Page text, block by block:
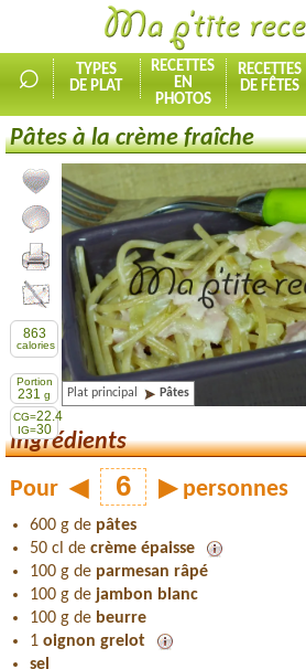
⌕
TYPES
DE PLAT
RECETTES
EN
PHOTOS
RECETTES
DE FÊTES
Pâtes à la crème fraîche
Ajouter la recette à mes favorites
Commenter, noter la recette
Imprimer la recette
Partager cette recette
863
calories
Portion
231 g
CG=22.4
IG=30
Plat principal Pâtes
Ingrédients
Pour ◀ ▶ personnes
600 g de pâtes
50 cl de crème épaisse
100 g de parmesan râpé
100 g de jambon blanc
100 g de beurre
1 oignon grelot
sel